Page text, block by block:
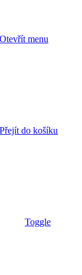
Otevřít menu
Přejít do košíku
Toggle